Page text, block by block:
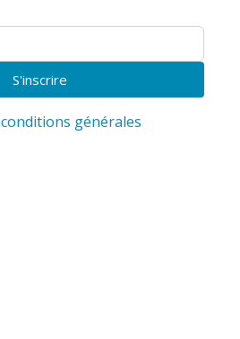
conditions générales